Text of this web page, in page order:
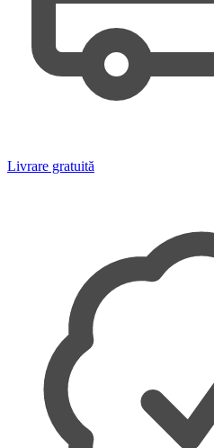
Livrare gratuită